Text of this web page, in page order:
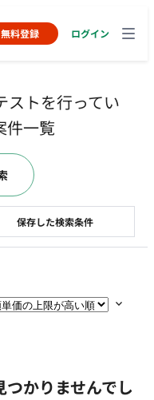
無料登録 ログイン
ストを行ってい
件一覧
かりませんでし
保存した検索条件